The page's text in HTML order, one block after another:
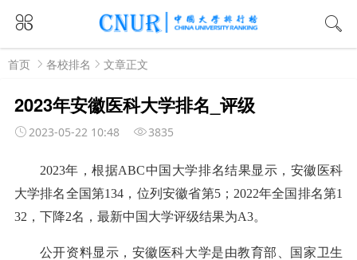
首页 各校排名 文章正文
2023年安徽医科大学排名_评级
2023-05-22 10:48 3835
2023年，根据ABC中国大学排名结果显示，安徽医科
大学排名全国第134，位列安徽省第5；2022年全国排名第1
32，下降2名，最新中国大学评级结果为A3。
公开资料显示，安徽医科大学是由教育部、国家卫生